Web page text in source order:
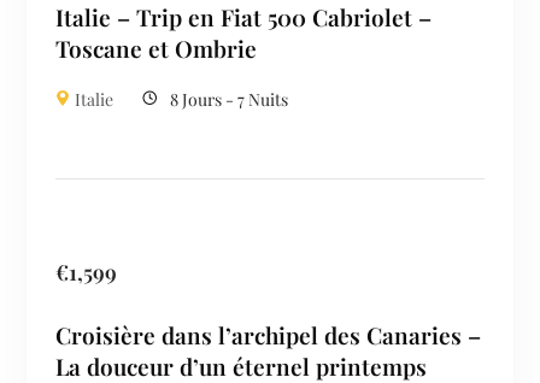
Italie – Trip en Fiat 500 Cabriolet –
Toscane et Ombrie
Italie 8 Jours - 7 Nuits
€1,599
Croisière dans l’archipel des Canaries –
La douceur d’un éternel printemps